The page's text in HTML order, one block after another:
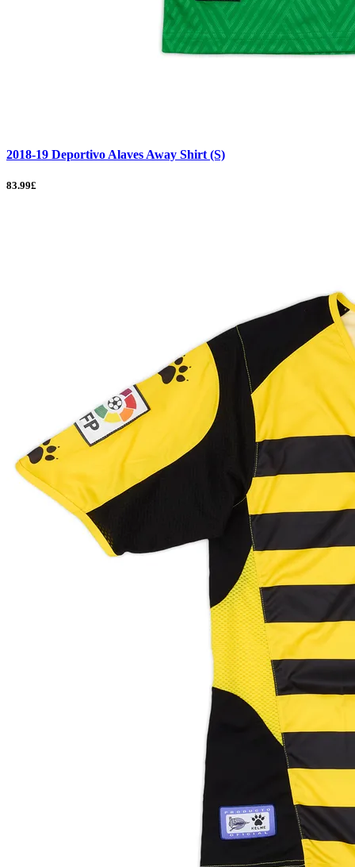
2018-19 Deportivo Alaves Away Shirt (S)
83.99£